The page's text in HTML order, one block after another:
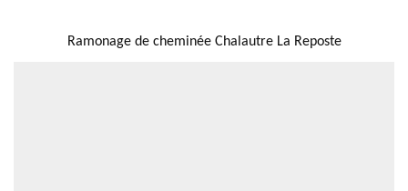
Ramonage de cheminée Chalautre La Reposte